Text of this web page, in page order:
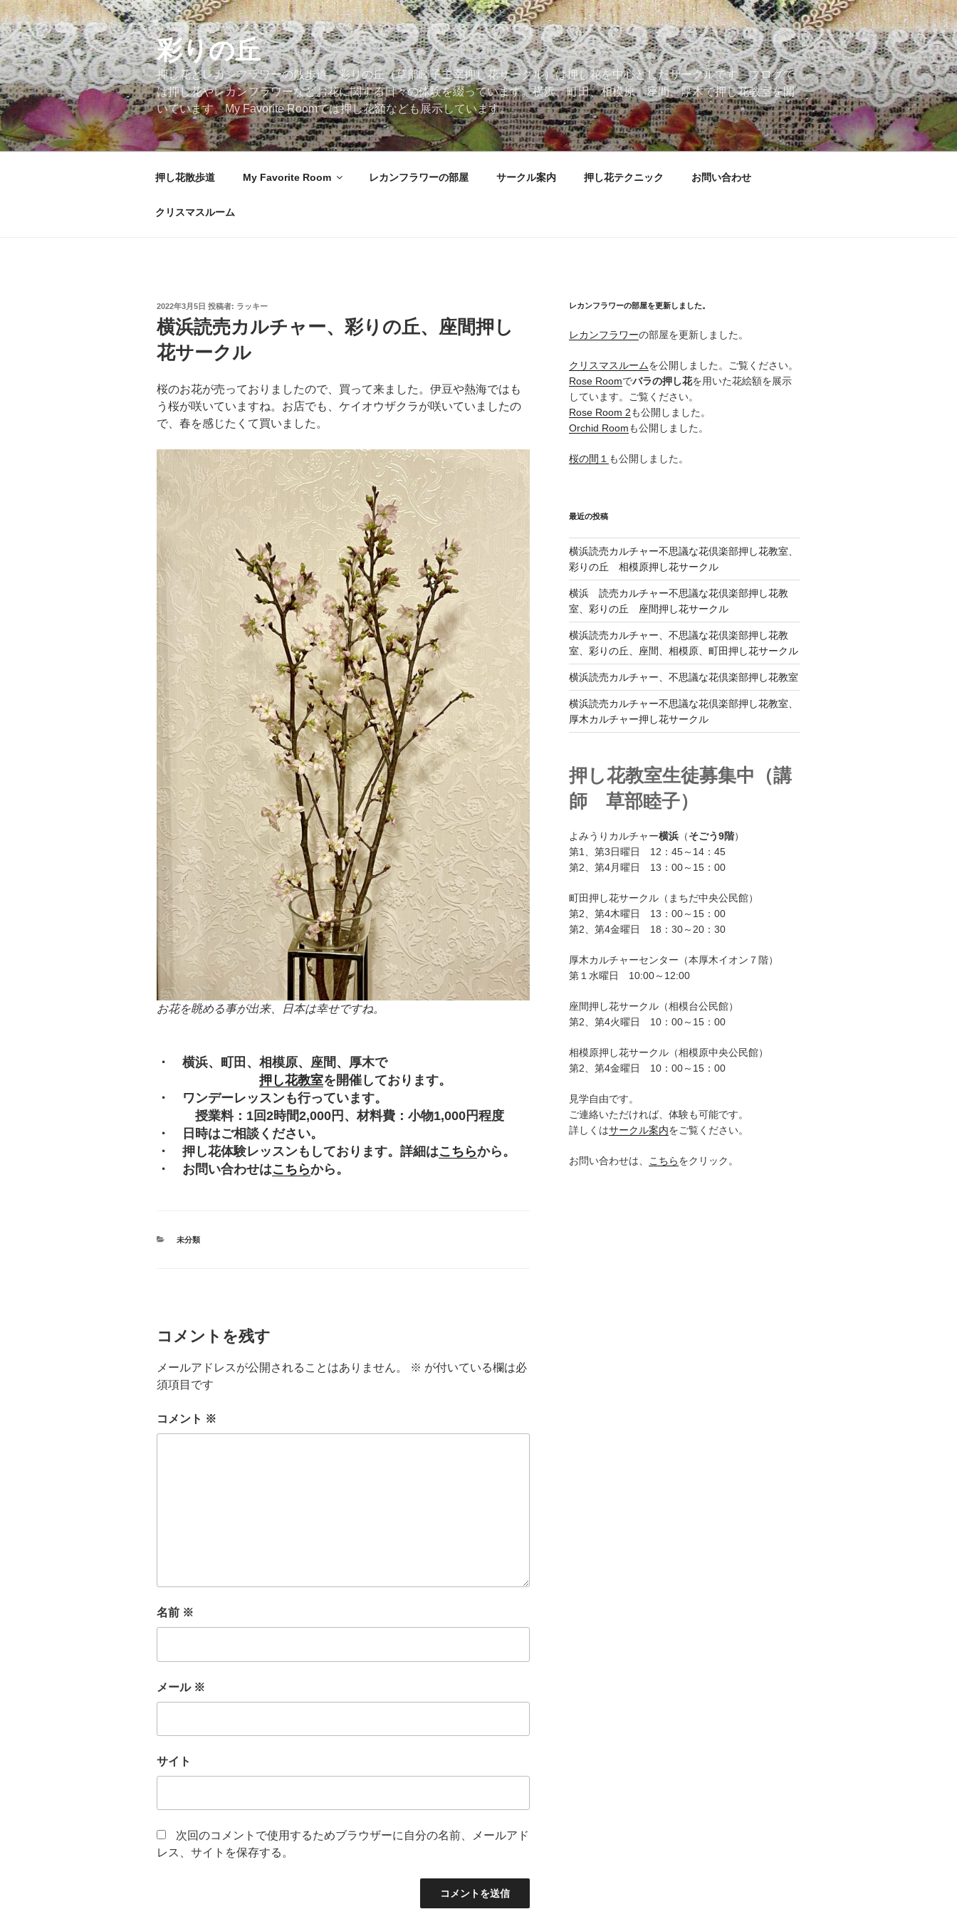
コ
ン
テ
ン
ツ
へ
ス
キ
ッ
彩りの丘
押し花とレカンフラワーの散歩道。彩りの丘（草部睦子主宰押し花サークル）は押し花を中心としたサークルです。ブログで
は押し花やレカンフラワーなどお花に関する日々の体験を綴っています。横浜、町田、相模原、座間、厚木で押し花教室を開
いています。My Favorite Roomでは押し花額なども展示しています。
押し花散歩道 My Favorite Room レカンフラワーの部屋 サークル案内 押し花テクニック お問い合わせ
クリスマスルーム
投
稿
日:
2022年3月5日 投稿者: ラッキー
横浜読売カルチャー、彩りの丘、座間押し
花サークル
桜のお花が売っておりましたので、買って来ました。伊豆や熱海ではも
う桜が咲いていますね。お店でも、ケイオウザクラが咲いていましたの
で、春を感じたくて買いました。
お花を眺める事が出来、日本は幸せですね。
・ 横浜、町田、相模原、座間、厚木で
押し花教室を開催しております。
・ ワンデーレッスンも行っています。
授業料：1回2時間2,000円、材料費：小物1,000円程度
・ 日時はご相談ください。
・ 押し花体験レッスンもしております。詳細はこちらから。
・ お問い合わせはこちらから。
カ
未分類
コメントを残す
メールアドレスが公開されることはありません。 ※ が付いている欄は必
須項目です
コメント ※
名前 ※
メール ※
サイト
次回のコメントで使用するためブラウザーに自分の名前、メールアド
レス、サイトを保存する。
レカンフラワーの部屋を更新しました。
レカンフラワーの部屋を更新しました。
クリスマスルームを公開しました。ご覧ください。
Rose Roomでバラの押し花を用いた花絵額を展示
しています。ご覧ください。
Rose Room 2も公開しました。
Orchid Roomも公開しました。
桜の間１ も公開しました。
最近の投稿
横浜読売カルチャー不思議な花倶楽部押し花教室、
彩りの丘 相模原押し花サークル
横浜 読売カルチャー不思議な花倶楽部押し花教
室、彩りの丘 座間押し花サークル
横浜読売カルチャー、不思議な花倶楽部押し花教
室、彩りの丘、座間、相模原、町田押し花サークル
横浜読売カルチャー、不思議な花倶楽部押し花教室
横浜読売カルチャー不思議な花倶楽部押し花教室、
厚木カルチャー押し花サークル
押し花教室生徒募集中（講
師 草部睦子）
よみうりカルチャー横浜（そごう9階）
第1、第3日曜日 12：45～14：45
第2、第4月曜日 13：00～15：00
町田押し花サークル（まちだ中央公民館）
第2、第4木曜日 13：00～15：00
第2、第4金曜日 18：30～20：30
厚木カルチャーセンター（本厚木イオン７階）
第１水曜日 10:00～12:00
座間押し花サークル（相模台公民館）
第2、第4火曜日 10：00～15：00
相模原押し花サークル（相模原中央公民館）
第2、第4金曜日 10：00～15：00
見学自由です。
ご連絡いただければ、体験も可能です。
詳しくはサークル案内をご覧ください。
お問い合わせは、 こちらをクリック。